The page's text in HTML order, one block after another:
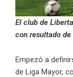
El club de
con resultado de
Empezó a
de Liga Mayor,